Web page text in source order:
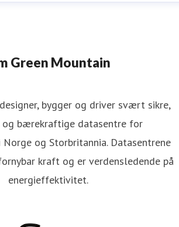
Green Mountain
bygger og driver svært sikre,
og bærekraftige datasentre for
og Storbritannia. Datasentrene
kraft og er verdensledende på
energieffektivitet.